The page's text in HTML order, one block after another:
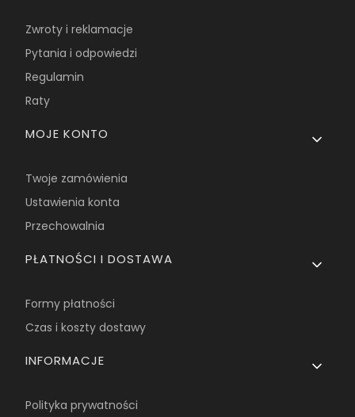
Zwroty i reklamacje
Pytania i odpowiedzi
Regulamin
Raty
MOJE KONTO
Twoje zamówienia
Ustawienia konta
Przechowalnia
PŁATNOŚCI I DOSTAWA
Formy płatności
Czas i koszty dostawy
INFORMACJE
Polityka prywatności